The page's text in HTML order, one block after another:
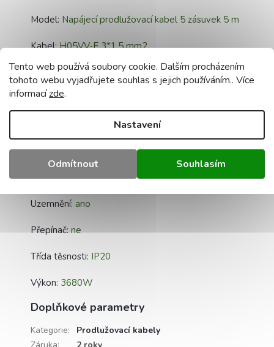
Tento web používá soubory cookie. Dalším procházením
tohoto webu vyjadřujete souhlas s jejich používáním.. Více
informacízde.
Nastavení
Odmítnout Souhlasím
Model: Napájecí prodlužovací kabel 5 zásuvek 5 m
Kabel:H05VV-F 3*1,5 mm2
Materiál kabelu:měď [Cu]
Délka kabelu:
síťová, úhlová, uni-schuko
Počet zásuvek:5x 2P + E
Parametry zástrčky:16A 220V - 240V AC
Uzemnění: ano
Přepínač:ne
Třída těsnosti: IP20
Výkon: 3680W
Doplňkové parametry
Kategorie:
Prodlužovací kabely
Záruka:
2 roky